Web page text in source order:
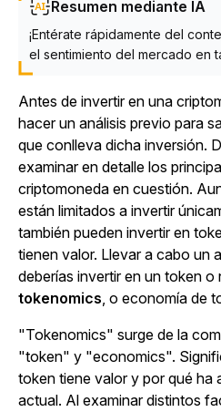
Resumen mediante IA
¡Entérate rápidamente del
el sentimiento del mercado en
Antes de invertir en una
hacer un análisis previo para
que conlleva dicha inversión.
examinar en detalle los
criptomoneda en cuestión.
están limitados a invertir
también pueden invertir en
tienen valor. Llevar a cabo un
deberías invertir en un token o
tokenomics, o economía de
"Tokenomics" surge de la
"token" y "economics".
token tiene valor y por qué ha
actual. Al examinar distintos